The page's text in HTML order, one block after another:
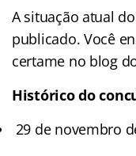
A situação atual
publicado. Você
certame no blog
Histórico do
29 de novembro